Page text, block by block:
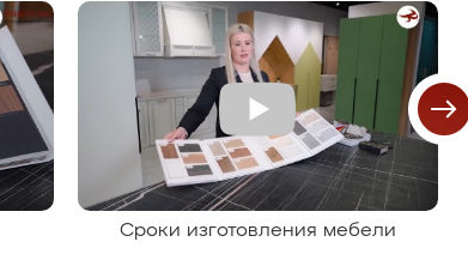
Сроки изготовления мебели